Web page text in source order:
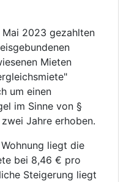
2023 gezahlten
Mieten
um einen
im Sinne von §
Jahre erhoben.
liegt die
bei 8,46 € pro
Steigerung liegt